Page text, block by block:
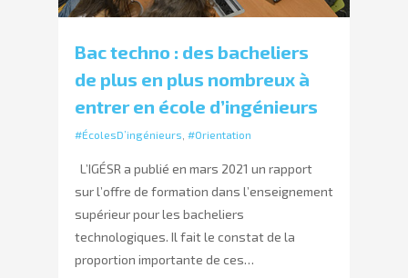
Bac techno : des bacheliers
de plus en plus nombreux à
entrer en école d’ingénieurs
#ÉcolesD’ingénieurs #Orientation
L’IGÉSR a publié en mars 2021 un rapport
sur l’offre de formation dans l’enseignement
supérieur pour les bacheliers
technologiques. Il fait le constat de la
proportion importante de ces…